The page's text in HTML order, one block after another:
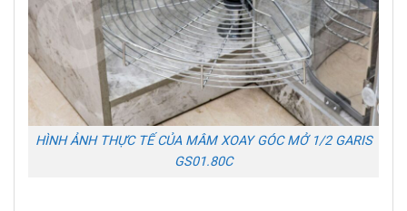
HÌNH ẢNH THỰC TẾ CỦA MÂM XOAY GÓC MỞ 1/2 GARIS
GS01.80C